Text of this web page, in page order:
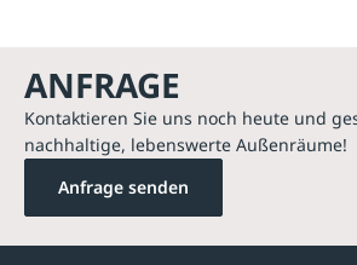
ANFRAGE
Kontaktieren Sie uns noch heute und
nachhaltige, lebenswerte Außenräume!
Anfrage senden